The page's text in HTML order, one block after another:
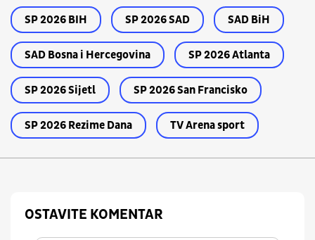
SP 2026 BIH SP 2026 SAD SAD BiH
SAD Bosna i Hercegovina SP 2026 Atlanta
SP 2026 Sijetl SP 2026 San Francisko
SP 2026 Rezime Dana TV Arena sport
OSTAVITE KOMENTAR